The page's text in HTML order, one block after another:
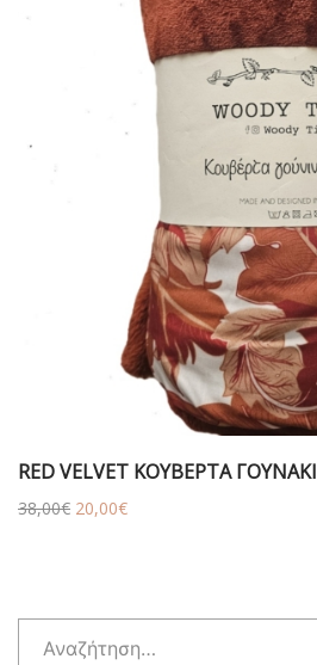
RED VELVET ΚΟΥΒΕΡΤΑ ΓΟΥΝΑΚΙ
38,00€ Original
20,00€Η